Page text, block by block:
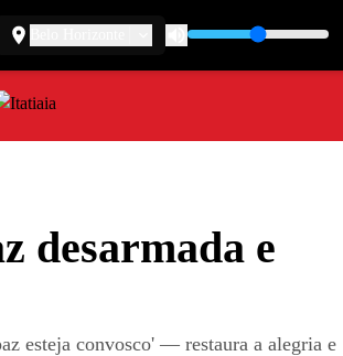
desarmada e
esteja convosco' — restaura a alegria e